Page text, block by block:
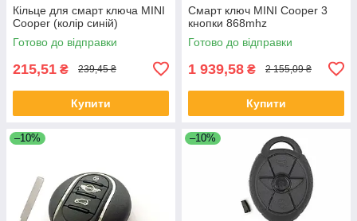
Кільце для смарт ключа MINI
Cooper (колір синій)
Готово до відправки
215,51 ₴ 239,45 ₴
Купити
Смарт ключ MINI Cooper 3
кнопки 868mhz
Готово до відправки
1 939,58 ₴ 2 155,09 ₴
Купити
–10% –10%